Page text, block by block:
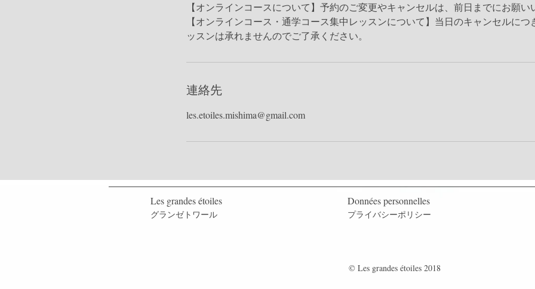
【オンラインコースについて】予約のご変更やキャンセルは、前日までにお願い
【オンラインコース・通学コース集中レッスンについて】当日のキャンセルにつ
連絡先
les.etoiles.mishima@gmail.com
Les grandes étoiles
グランゼトワール
Données personnelles
​プライバシーポリシー
© Les grandes étoiles 2018